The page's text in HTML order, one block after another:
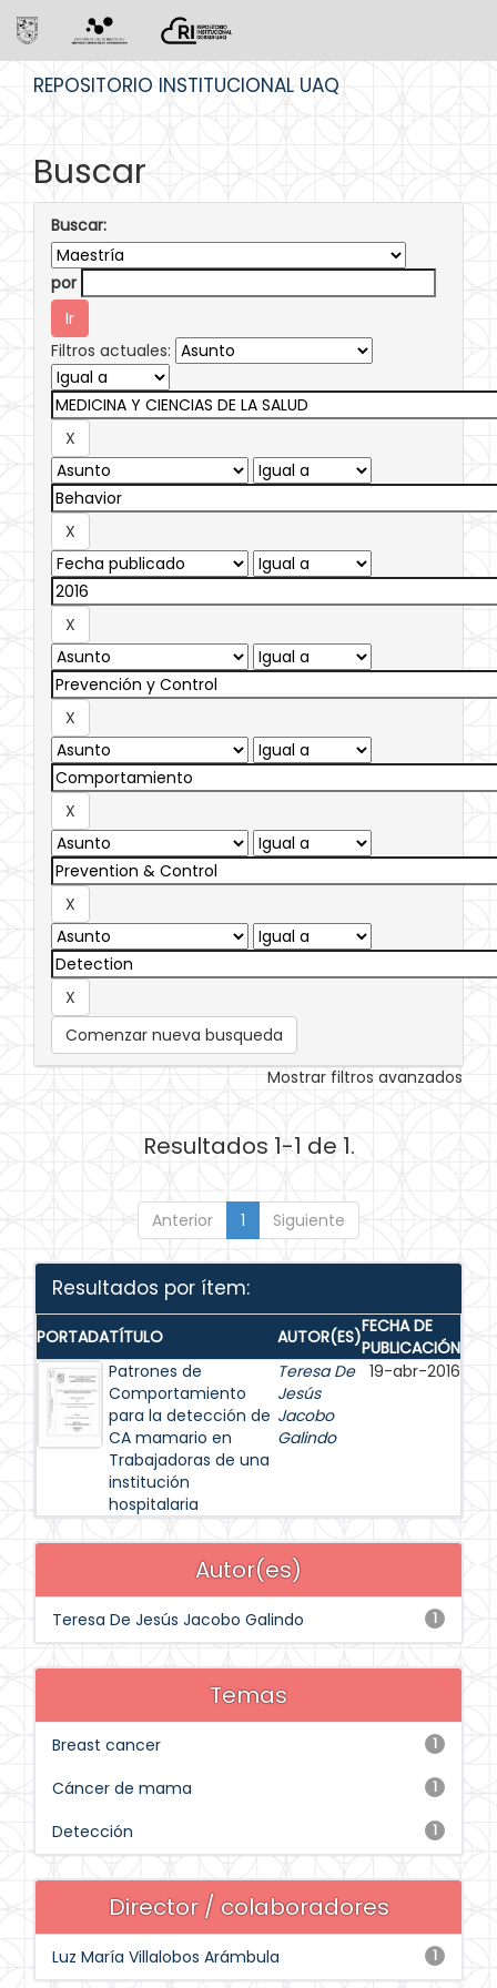
REPOSITORIO INSTITUCIONAL UAQ
Buscar
Buscar:
por
Filtros actuales:
Comenzar nueva busqueda
Mostrar filtros avanzados
Resultados 1-1 de 1.
Anterior 1 Siguiente
Resultados por ítem:
PORTADATÍTULO AUTOR(ES)FECHA DE
PUBLICACIÓN
Patrones de
Comportamiento
para la detección de
CA mamario en
Trabajadoras de una
institución
hospitalaria
Teresa De
Jesús
Jacobo
Galindo
19-abr-2016
Autor(es)
1
Teresa De Jesús Jacobo Galindo
Temas
1
Breast cancer
1
Cáncer de mama
1
Detección
Director / colaboradores
1
Luz María Villalobos Arámbula